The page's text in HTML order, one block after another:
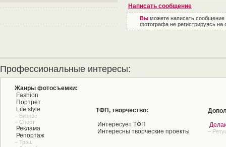
Написать сообщение
Вы можете написать сообщение
фотографа не регистрируясь на
Профессиональные интересы:
Жанры фотосъемки:
Fashion
Портрет
Life style
– Бизнес
– Спорт
Реклама
Репортаж
– Трэш
ТФП, творчество:
Интересует ТФП
Интересны творческие проекты
–